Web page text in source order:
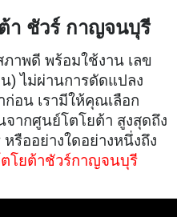
า ชัวร์ กาญจนบุรี
าพดี พร้อมใช้งาน เลข
) ไม่ผ่านการดัดแปลง
ก่อน เรามีให้คุณเลือก
ากศูนย์โตโยต้า สูงสุดถึง
รืออย่างใดอย่างหนึ่งถึง
โยต้าชัวร์กาญจนบุรี